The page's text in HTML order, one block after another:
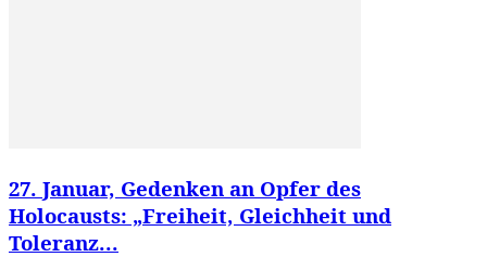
27. Januar, Gedenken an Opfer des
Holocausts: „Freiheit, Gleichheit und
Toleranz...